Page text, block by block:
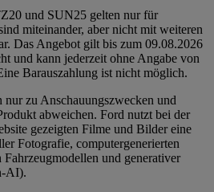
und SUN25 gelten nur für
miteinander, aber nicht mit weiteren
Das Angebot gilt bis zum 09.08.2026
und kann jederzeit ohne Angabe von
Barauszahlung ist nicht möglich.
zu Anschauungszwecken und
abweichen. Ford nutzt bei der
gezeigten Filme und Bilder eine
Fotografie, computergenerierten
und generativer
AI).